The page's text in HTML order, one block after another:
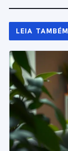
LEIA TAMBÉM